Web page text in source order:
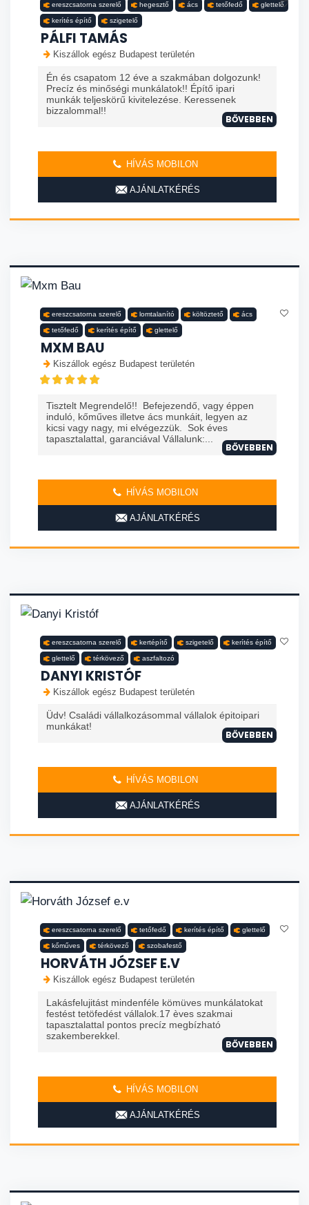
ereszcsatorna szerelő hegesztő ács tetőfedő glettelő
kerítés építő szigetelő
PÁLFI TAMÁS
Kiszállok egész Budapest területén
Én és csapatom 12 éve a szakmában dolgozunk!
Precíz és minőségi munkálatok!! Építő ipari
munkák teljeskörű kivitelezése. Keressenek
bizzalommal!!
BŐVEBBEN
HÍVÁS MOBILON
AJÁNLATKÉRÉS
ereszcsatorna szerelő lomtalanító költöztető ács
tetőfedő kerítés építő glettelő
MXM BAU
Kiszállok egész Budapest területén
Tisztelt Megrendelő!! Befejezendő, vagy éppen
induló, kőműves illetve ács munkáit, legyen az
kicsi vagy nagy, mi elvégezzük. Sok éves
tapasztalattal, garanciával Vállalunk:...
BŐVEBBEN
HÍVÁS MOBILON
AJÁNLATKÉRÉS
ereszcsatorna szerelő kertépítő szigetelő kerítés építő
glettelő térkövező aszfaltozó
DANYI KRISTÓF
Kiszállok egész Budapest területén
Üdv! Családi vállalkozásommal vállalok épitoipari
munkákat!
BŐVEBBEN
HÍVÁS MOBILON
AJÁNLATKÉRÉS
ereszcsatorna szerelő tetőfedő kerítés építő glettelő
kőműves térkövező szobafestő
HORVÁTH JÓZSEF E.V
Kiszállok egész Budapest területén
Lakásfelujitást mindenféle kömüves munkálatokat
festést tetöfedést vállalok.17 èves szakmai
tapasztalattal pontos precíz megbízható
szakemberekkel.
BŐVEBBEN
HÍVÁS MOBILON
AJÁNLATKÉRÉS